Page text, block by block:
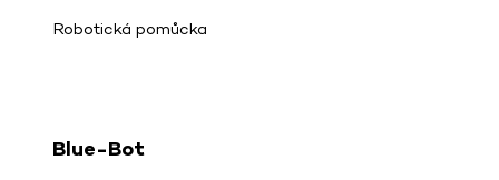
Robotická pomůcka
Blue-Bot